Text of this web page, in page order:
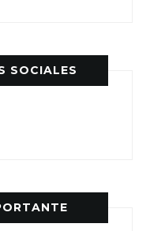
SOCIALES